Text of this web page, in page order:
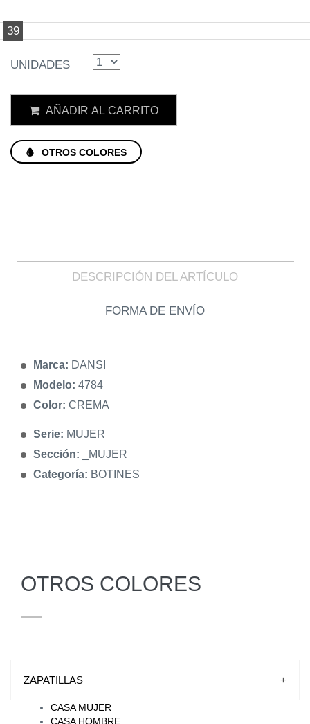
39
UNIDADES
AÑADIR AL CARRITO
OTROS COLORES
DESCRIPCIÓN DEL ARTÍCULO
FORMA DE ENVÍO
Marca: DANSI
Modelo: 4784
Color: CREMA
Serie: MUJER
Sección:
_MUJER
Categoría: BOTINES
OTROS COLORES
ZAPATILLAS +
CASA MUJER
CASA HOMBRE